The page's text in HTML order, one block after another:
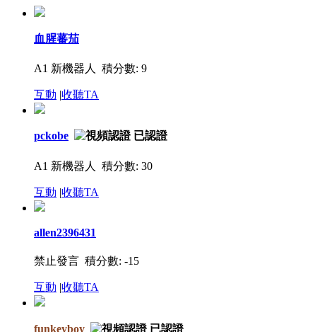
血腥蕃茄
A1 新機器人 積分數: 9
互動 |收聽TA
pckobe
A1 新機器人 積分數: 30
互動 |收聽TA
allen2396431
禁止發言 積分數: -15
互動 |收聽TA
funkeyboy